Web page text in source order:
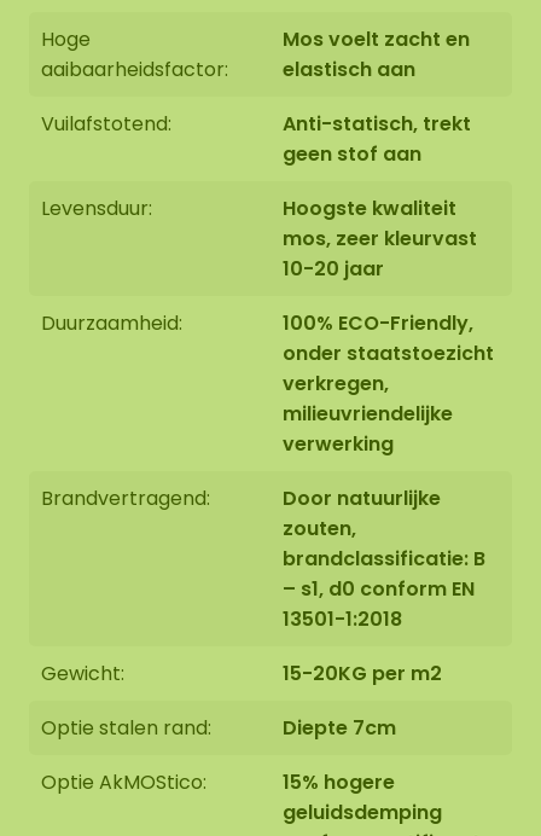
Een moscirkel van diameter 1.00 cm heeft een
gewicht van +/- 20-25 KG (inclusief stalen lijst)
(AkMOStico) in de moscirkel verwerken voor een
optimale geluidsabsorptie. Dit zorgt voor 15% meer
Randafwerking moscirkel
Afwerking 1: Rand niet afgewerkt.De kopse zijde
van het onder paneel is zwart. De rand van het
mos werken we netjes afgerond af tot tegen de
rand van het onder paneel.
Afwerking 2: Rand afgewerkt met een opstaande
De stalen rand is voorzien van een
hoogwaardige poedercoating in de kleur MAT
zwart RAL 9005 (industrieel zwart).
De moscirkels worden met uiterste zorg voor u op
bestelling in Asten (NL) handgemaakt.
Hoge
aaibaarheidsfactor:
Mos voelt zacht en
elastisch aan
Vuilafstotend:
Anti-statisch, trekt
geen stof aan
Levensduur:
Hoogste kwaliteit
mos, zeer kleurvast
10-20 jaar
Duurzaamheid:
100% ECO-Friendly,
onder staatstoezicht
verkregen,
milieuvriendelijke
verwerking
Brandvertragend:
Door natuurlijke
zouten,
brandclassificatie: B
– s1, d0 conform EN
13501-1:2018
Gewicht:
15-20KG per m2
Optie stalen rand:
Diepte 7cm
Optie AkMOStico:
15% hogere
geluidsdemping